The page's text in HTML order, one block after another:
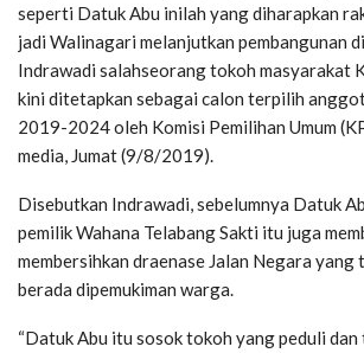
seperti Datuk Abu inilah yang diharapkan
jadi Walinagari melanjutkan pembangunan di
Indrawadi salahseorang tokoh masyarakat
kini ditetapkan sebagai calon terpilih
2019-2024 oleh Komisi Pemilihan Umum
media, Jumat (9/8/2019).
Disebutkan Indrawadi, sebelumnya Datuk
pemilik Wahana Telabang Sakti itu juga
membersihkan draenase Jalan Negara yang
berada dipemukiman warga.
“Datuk Abu itu sosok tokoh yang peduli